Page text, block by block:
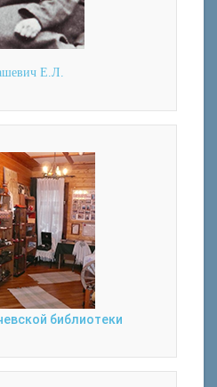
Е.Л.
библиотеки